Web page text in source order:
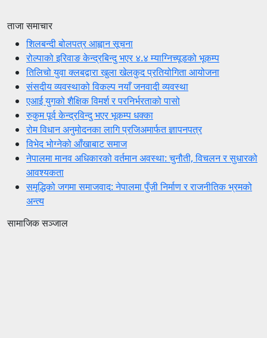
ताजा समाचार
शिलबन्दी बोलपत्र आह्वान सूचना
रोल्पाको इरिवाङ केन्द्रबिन्दु भएर ४.४ म्याग्निच्यूडको भूकम्प
तिलिचो युवा क्लबद्वारा खुला खेलकुद प्रतियोगिता आयोजना
संसदीय व्यवस्थाको विकल्प नयाँ जनवादी व्यवस्था
एआई युगको शैक्षिक विमर्श र परनिर्भरताको पासो
रुकुम पूर्व केन्द्रविन्दु भएर भूकम्प धक्का
रोम विधान अनुमोदनका लागि प्रजिअमार्फत ज्ञापनपत्र
विभेद भोग्नेको आँखाबाट समाज
नेपालमा मानव अधिकारको वर्तमान अवस्था: चुनौती, विचलन र सुधारको
आवश्यकता
समृद्धिको जगमा समाजवाद: नेपालमा पुँजी निर्माण र राजनीतिक भ्रमको
अन्त्य
सामाजिक सञ्जाल